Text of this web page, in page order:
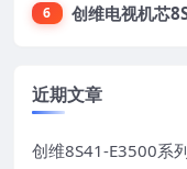
6 创维电视机芯
近期文章
创维8S41-E3500系